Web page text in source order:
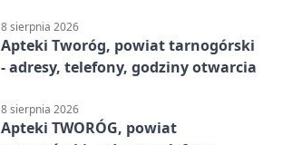
8 sierpnia 2026
Apteki Tworóg, powiat tarnogórski
- adresy, telefony, godziny otwarcia
8 sierpnia 2026
Apteki TWORÓG, powiat